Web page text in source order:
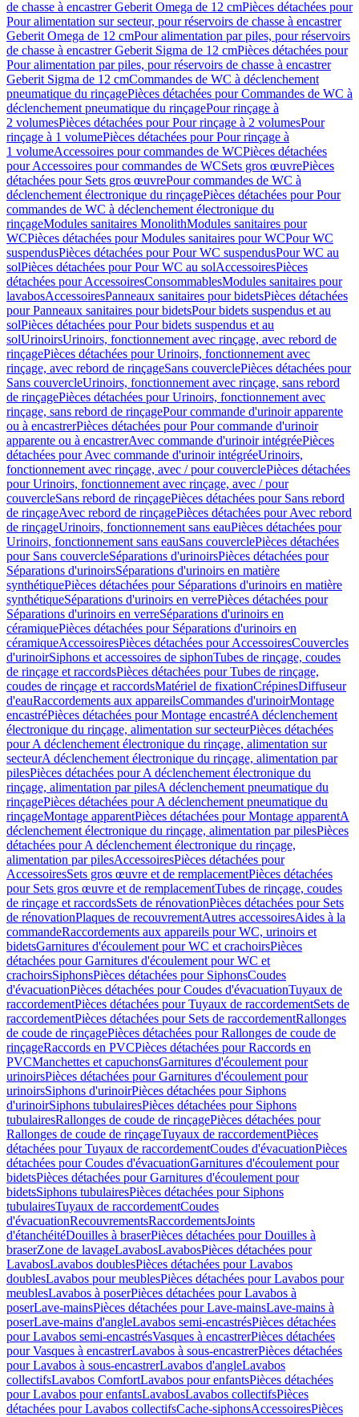
de chasse à encastrer Geberit Omega de 12 cmPièces détachées pour
Pour alimentation sur secteur, pour réservoirs de chasse à encastrer
Geberit Omega de 12 cmPour alimentation par piles, pour réservoirs
de chasse à encastrer Geberit Sigma de 12 cmPièces détachées pour
Pour alimentation par piles, pour réservoirs de chasse à encastrer
Geberit Sigma de 12 cmCommandes de WC à déclenchement
pneumatique du rinçagePièces détachées pour Commandes de WC à
déclenchement pneumatique du rinçagePour rinçage à
2 volumesPièces détachées pour Pour rinçage à 2 volumesPour
rinçage à 1 volumePièces détachées pour Pour rinçage à
1 volumeAccessoires pour commandes de WCPièces détachées
pour Accessoires pour commandes de WCSets gros œuvrePièces
détachées pour Sets gros œuvrePour commandes de WC à
déclenchement électronique du rinçagePièces détachées pour Pour
commandes de WC à déclenchement électronique du
rinçageModules sanitaires MonolithModules sanitaires pour
WCPièces détachées pour Modules sanitaires pour WCPour WC
suspendusPièces détachées pour Pour WC suspendusPour WC au
solPièces détachées pour Pour WC au solAccessoiresPièces
détachées pour AccessoiresConsommablesModules sanitaires pour
lavabosAccessoiresPanneaux sanitaires pour bidetsPièces détachées
pour Panneaux sanitaires pour bidetsPour bidets suspendus et au
solPièces détachées pour Pour bidets suspendus et au
solUrinoirsUrinoirs, fonctionnement avec rinçage, avec rebord de
rinçagePièces détachées pour Urinoirs, fonctionnement avec
rinçage, avec rebord de rinçageSans couverclePièces détachées pour
Sans couvercleUrinoirs, fonctionnement avec rinçage, sans rebord
de rinçagePièces détachées pour Urinoirs, fonctionnement avec
rinçage, sans rebord de rinçagePour commande d'urinoir apparente
ou à encastrerPièces détachées pour Pour commande d'urinoir
apparente ou à encastrerAvec commande d'urinoir intégréePièces
détachées pour Avec commande d'urinoir intégréeUrinoirs,
fonctionnement avec rinçage, avec / pour couverclePièces détachées
pour Urinoirs, fonctionnement avec rinçage, avec / pour
couvercleSans rebord de rinçagePièces détachées pour Sans rebord
de rinçageAvec rebord de rinçagePièces détachées pour Avec rebord
de rinçageUrinoirs, fonctionnement sans eauPièces détachées pour
Urinoirs, fonctionnement sans eauSans couverclePièces détachées
pour Sans couvercleSéparations d'urinoirsPièces détachées pour
Séparations d'urinoirsSéparations d'urinoirs en matière
synthétiquePièces détachées pour Séparations d'urinoirs en matière
synthétiqueSéparations d'urinoirs en verrePièces détachées pour
Séparations d'urinoirs en verreSéparations d'urinoirs en
céramiquePièces détachées pour Séparations d'urinoirs en
céramiqueAccessoiresPièces détachées pour AccessoiresCouvercles
d'urinoirSiphons et accessoires de siphonTubes de rinçage, coudes
de rinçage et raccordsPièces détachées pour Tubes de rinçage,
coudes de rinçage et raccordsMatériel de fixationCrépinesDiffuseur
d'eauRaccordements aux appareilsCommandes d'urinoirMontage
encastréPièces détachées pour Montage encastréA déclenchement
électronique du rinçage, alimentation sur secteurPièces détachées
pour A déclenchement électronique du rinçage, alimentation sur
secteurA déclenchement électronique du rinçage, alimentation par
pilesPièces détachées pour A déclenchement électronique du
rinçage, alimentation par pilesA déclenchement pneumatique du
rinçagePièces détachées pour A déclenchement pneumatique du
rinçageMontage apparentPièces détachées pour Montage apparentA
déclenchement électronique du rinçage, alimentation par pilesPièces
détachées pour A déclenchement électronique du rinçage,
alimentation par pilesAccessoiresPièces détachées pour
AccessoiresSets gros œuvre et de remplacementPièces détachées
pour Sets gros œuvre et de remplacementTubes de rinçage, coudes
de rinçage et raccordsSets de rénovationPièces détachées pour Sets
de rénovationPlaques de recouvrementAutres accessoiresAides à la
commandeRaccordements aux appareils pour WC, urinoirs et
bidetsGarnitures d'écoulement pour WC et crachoirsPièces
détachées pour Garnitures d'écoulement pour WC et
crachoirsSiphonsPièces détachées pour SiphonsCoudes
d'évacuationPièces détachées pour Coudes d'évacuationTuyaux de
raccordementPièces détachées pour Tuyaux de raccordementSets de
raccordementPièces détachées pour Sets de raccordementRallonges
de coude de rinçagePièces détachées pour Rallonges de coude de
rinçageRaccords en PVCPièces détachées pour Raccords en
PVCManchettes et capuchonsGarnitures d'écoulement pour
urinoirsPièces détachées pour Garnitures d'écoulement pour
urinoirsSiphons d'urinoirPièces détachées pour Siphons
d'urinoirSiphons tubulairesPièces détachées pour Siphons
tubulairesRallonges de coude de rinçagePièces détachées pour
Rallonges de coude de rinçageTuyaux de raccordementPièces
détachées pour Tuyaux de raccordementCoudes d'évacuationPièces
détachées pour Coudes d'évacuationGarnitures d'écoulement pour
bidetsPièces détachées pour Garnitures d'écoulement pour
bidetsSiphons tubulairesPièces détachées pour Siphons
tubulairesTuyaux de raccordementCoudes
d'évacuationRecouvrementsRaccordementsJoints
d'étanchéitéDouilles à braserPièces détachées pour Douilles à
braserZone de lavageLavabosLavabosPièces détachées pour
LavabosLavabos doublesPièces détachées pour Lavabos
doublesLavabos pour meublesPièces détachées pour Lavabos pour
meublesLavabos à poserPièces détachées pour Lavabos à
poserLave-mainsPièces détachées pour Lave-mainsLave-mains à
poserLave-mains d'angleLavabos semi-encastrésPièces détachées
pour Lavabos semi-encastrésVasques à encastrerPièces détachées
pour Vasques à encastrerLavabos à sous-encastrerPièces détachées
pour Lavabos à sous-encastrerLavabos d'angleLavabos
collectifsLavabos ComfortLavabos pour enfantsPièces détachées
pour Lavabos pour enfantsLavabosLavabos collectifsPièces
détachées pour Lavabos collectifsCache-siphonsAccessoiresPièces